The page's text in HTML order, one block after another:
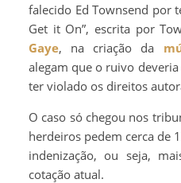
falecido Ed Townsend por
Get it On”, escrita por
Gaye, na criação da
alegam que o ruivo
ter violado os direitos
O caso só chegou nos
herdeiros pedem cerca de
indenização, ou seja,
cotação atual.